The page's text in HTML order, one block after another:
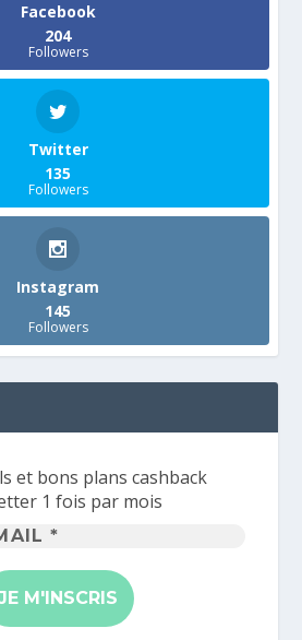
Facebook
204
Followers
Twitter
135
Followers
Instagram
145
Followers
et bons plans cashback
1 fois par mois
Adresse
mail
*